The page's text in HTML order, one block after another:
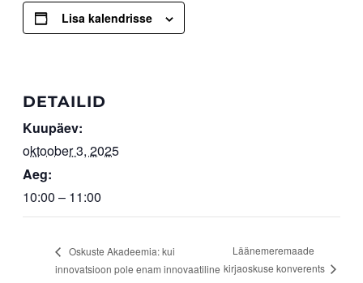
Lisa kalendrisse
DETAILID
Kuupäev:
oktoober 3, 2025
Aeg:
10:00 – 11:00
Oskuste Akadeemia: kui
innovatsioon pole enam innovaatiline
Läänemeremaade
kirjaoskuse konverents